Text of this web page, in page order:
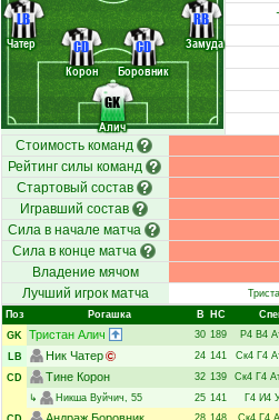
Алич
Чатер
Корон
Боровник
Замуда
GK
LB
CD
CD
RB
Стоимость команд
Рейтинг силы команд
Стартовый состав
Игравший состав
Сила в начале матча
Сила в конце матча
Владение мячом
Лучший игрок матча
Поз
Рогашка В НC
GK Тристан Алич 30 189 Р4 В4
LB
Ник Чатер 24 141 Ск4 Г4
CD
Тине Корон 32 139 Ск4 Г4
↳
Никша Вуйчич, 55 25 141 Г4 И4
28 148 Ск4 Г4